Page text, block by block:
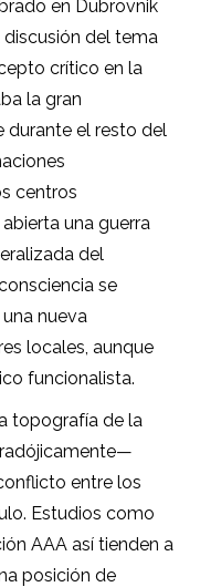
en Dubrovnik
del tema
crítico en la
la gran
durante el resto del
centros
una guerra
del
se
nueva
locales, aunque
funcionalista.
topografía de la
entre los
Estudios como
AAA así tienden a
posición de